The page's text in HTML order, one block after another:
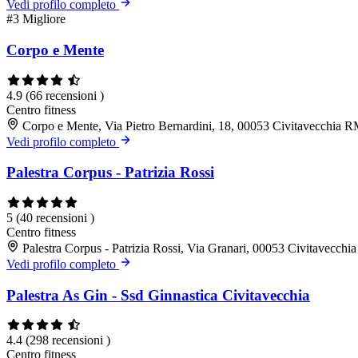
Vedi profilo completo
#3 Migliore
Corpo e Mente
4.9 (66 recensioni )
Centro fitness
Corpo e Mente, Via Pietro Bernardini, 18, 00053 Civitavecchia
Vedi profilo completo
Palestra Corpus - Patrizia Rossi
5 (40 recensioni )
Centro fitness
Palestra Corpus - Patrizia Rossi, Via Granari, 00053
Vedi profilo completo
Palestra As Gin - Ssd Ginnastica Civitavecchia
4.4 (298 recensioni )
Centro fitness